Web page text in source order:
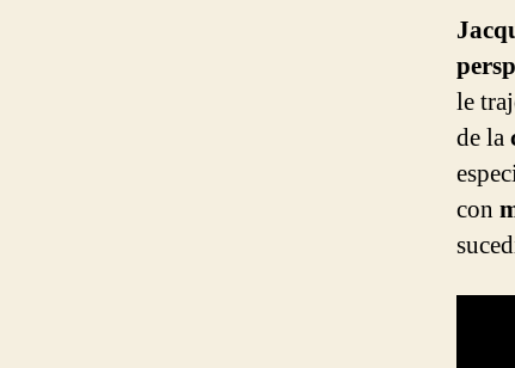
le
de la
con